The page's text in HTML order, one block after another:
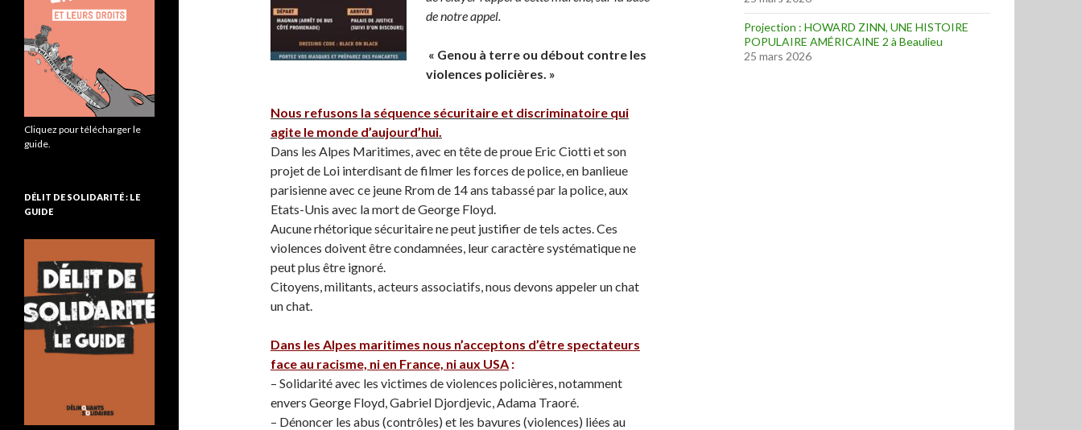
de notre appel.
« Genou à terre ou débout contre les
violences policières. »
Nous refusons la séquence sécuritaire et discriminatoire qui
agite le monde d’aujourd’hui.
Dans les Alpes Maritimes, avec en tête de proue Eric Ciotti et son
projet de Loi interdisant de filmer les forces de police, en banlieue
parisienne avec ce jeune Rrom de 14 ans tabassé par la police, aux
Etats-Unis avec la mort de George Floyd.
Aucune rhétorique sécuritaire ne peut justifier de tels actes. Ces
violences doivent être condamnées, leur caractère systématique ne
peut plus être ignoré.
Citoyens, militants, acteurs associatifs, nous devons appeler un chat
un chat.
Dans les Alpes maritimes nous n’acceptons d’être spectateurs
face au racisme, ni en France, ni aux USA :
– Solidarité avec les victimes de violences policières, notamment
envers George Floyd, Gabriel Djordjevic, Adama Traoré.
– Dénoncer les abus (contrôles) et les bavures (violences) liées au
Projection : HOWARD ZINN, UNE HISTOIRE
POPULAIRE AMÉRICAINE 2 à Beaulieu
25 mars 2026
Cliquez pour télécharger le
guide.
DÉLIT DE SOLIDARITÉ : LE
GUIDE